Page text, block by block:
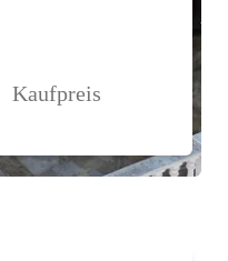
Kaufpreis